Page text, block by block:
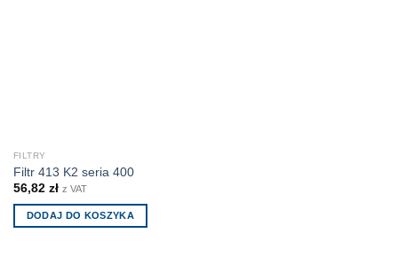
FILTRY
Filtr 413 K2 seria 400
56,82 zł z VAT
DODAJ DO KOSZYKA